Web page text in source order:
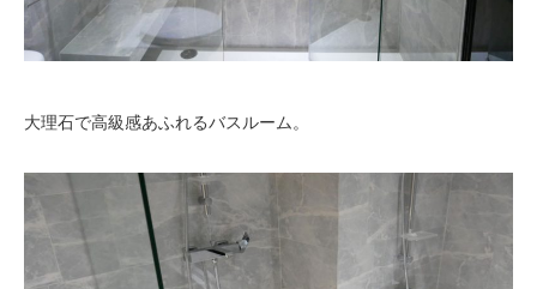
大理石で高級感あふれるバスルーム。